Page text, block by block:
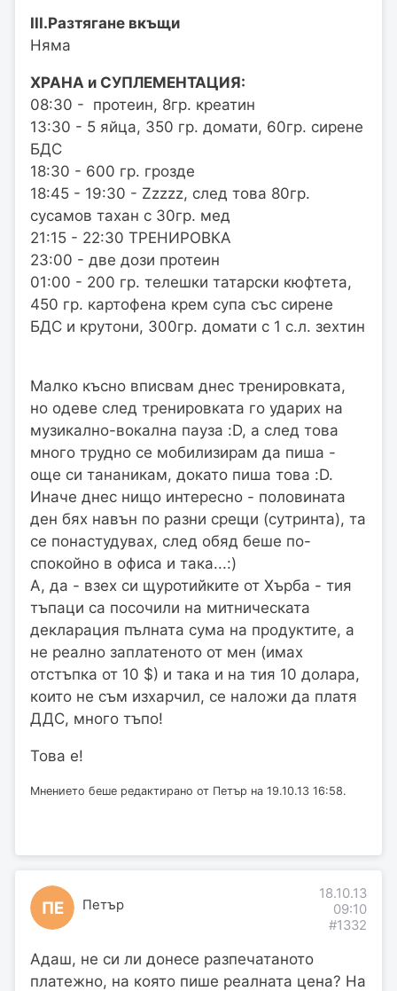
III.Разтягане вкъщи
Няма
ХРАНА и СУПЛЕМЕНТАЦИЯ:
08:30 - протеин, 8гр. креатин
13:30 - 5 яйца, 350 гр. домати, 60гр. сирене
БДС
18:30 - 600 гр. грозде
18:45 - 19:30 - Zzzzz, след това 80гр.
сусамов тахан с 30гр. мед
21:15 - 22:30 ТРЕНИРОВКА
23:00 - две дози протеин
01:00 - 200 гр. телешки татарски кюфтета,
450 гр. картофена крем супа със сирене
БДС и крутони, 300гр. домати с 1 с.л. зехтин
Малко късно вписвам днес тренировката,
но одеве след тренировката го ударих на
музикално-вокална пауза :D, а след това
много трудно се мобилизирам да пиша -
още си тананикам, докато пиша това :D.
Иначе днес нищо интересно - половината
ден бях навън по разни срещи (сутринта), та
се понастудувах, след обяд беше по-
спокойно в офиса и така...:)
А, да - взех си щуротийките от Хърба - тия
тъпаци са посочили на митническата
декларация пълната сума на продуктите, а
не реално заплатеното от мен (имах
отстъпка от 10 $) и така и на тия 10 долара,
които не съм изхарчил, се наложи да платя
ДДС, много тъпо!
Това е!
Мнението беше редактирано от Петър на 19.10.13 16:58.
ПЕ Петър
18.10.13
09:10
#1332
Адаш, не си ли донесе разпечатаното
платежно, на която пише реалната цена? На